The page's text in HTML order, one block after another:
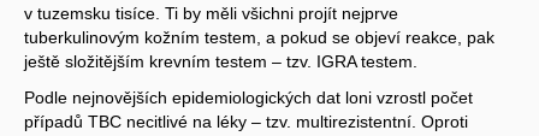
v tuzemsku tisíce. Ti by měli všichni projít nejprve
tuberkulinovým kožním testem, a pokud se objeví reakce, pak
ještě složitějším krevním testem – tzv. IGRA testem.
Podle nejnovějších epidemiologických dat loni vzrostl počet
případů TBC necitlivé na léky – tzv. multirezistentní. Oproti